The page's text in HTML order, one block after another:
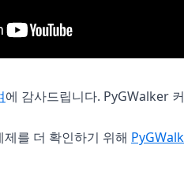
(opens in a new tab)
에 감사드립니다. PyGWalker
를 더 확인하기 위해